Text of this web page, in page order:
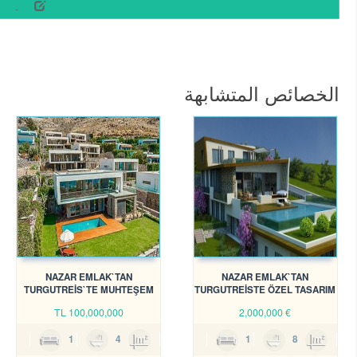
الخصائص المتشابهة
NAZAR EMLAK`TAN
TURGUTREİSTE ÖZEL TASARIM
€
2,000,000
1 8
NAZAR EMLAK`TAN
TURGUTREİS`TE MUHTEŞEM
TL100,000,000
1 4